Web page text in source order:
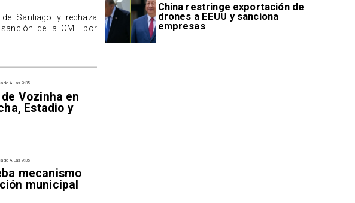
China restringe exportación de
drones a EEUU y sanciona
empresas
A Las 9:35
Vozinha en
Estadio y
A Las 9:35
mecanismo
municipal
Santiago y rechaza
de la CMF por